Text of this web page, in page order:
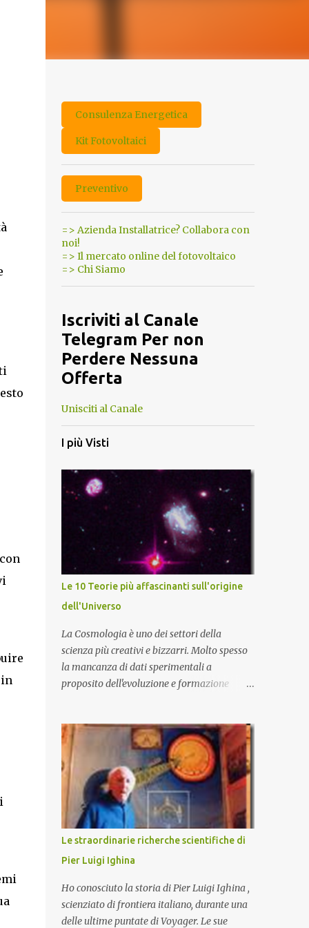
Consulenza Energetica
Kit Fotovoltaici
Preventivo
=> Azienda Installatrice? Collabora con
noi!
=> Il mercato online del fotovoltaico
=> Chi Siamo
Iscriviti al Canale
Telegram Per non
Perdere Nessuna
Offerta
Unisciti al Canale
I più Visti
Le 10 Teorie più affascinanti sull'origine
dell'Universo
La Cosmologia è uno dei settori della
scienza più creativi e bizzarri. Molto spesso
la mancanza di dati sperimentali a
proposito dell'evoluzione e formazione
comprensione e danno adito ad
interpretazioni fantasiose. Certo è che la
teoria cosmologica sull'origine e l'evoluzione
dell'Universo più accreditata, il Big-Bang e
l'Universo inflazionario, ha dei paradossi e
delle lacune difficilmente sormontabili che
sono tali da far pensare che con il
sperimentali si possa un giorno chiarirne
l'origine e la sua evoluzione. Una volta
chiarita l'origine e il meccanismo di
formazione dell'Universo primordiale
Le straordinarie richerche scientifiche di
Pier Luigi Ighina
Ho conosciuto la storia di Pier Luigi Ighina ,
scienziato di frontiera italiano, durante una
delle ultime puntate di Voyager. Le sue